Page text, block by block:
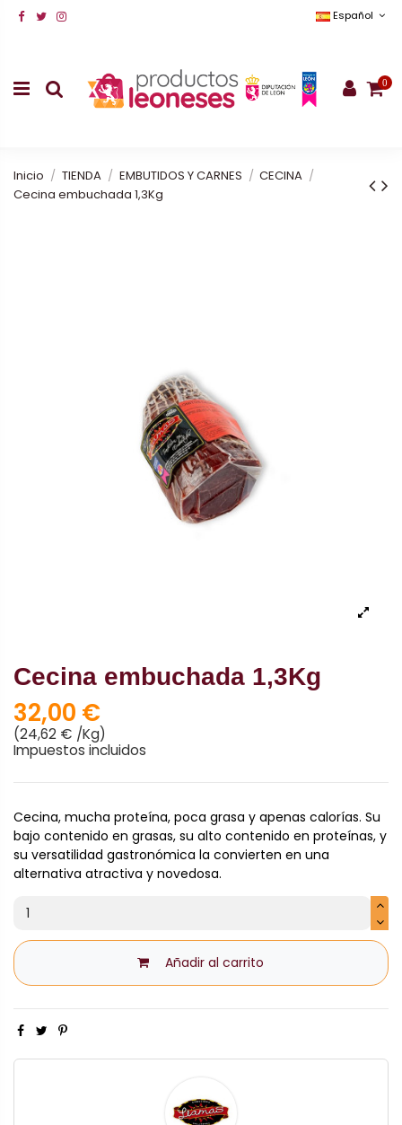
Español
0
Inicio TIENDA EMBUTIDOS Y CARNES
CECINA
Cecina embuchada 1,3Kg
Cecina embuchada 1,3Kg
32,00 €
(24,62 € /Kg)
Impuestos incluidos
Cecina, mucha proteína, poca grasa y apenas calorías. Su
bajo contenido en grasas, su alto contenido en proteínas, y
su versatilidad gastronómica la convierten en una
alternativa atractiva y novedosa.
Añadir al carrito